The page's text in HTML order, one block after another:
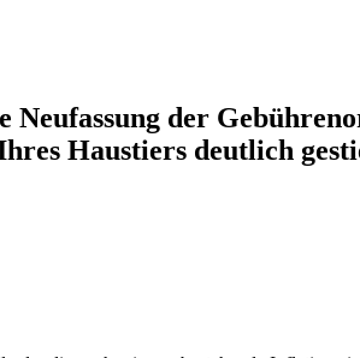
Neufassung der
Haustiers deutlich